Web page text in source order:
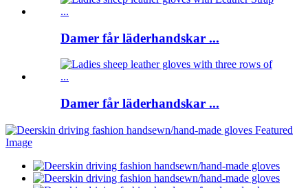
Damer får läderhandskar ...
Damer får läderhandskar ...